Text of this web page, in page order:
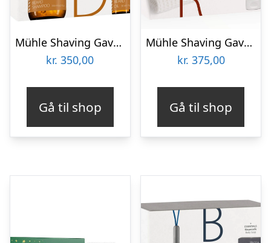
Mühle Shaving Gaveæske med Skægpleje, 3 dele
kr. 350,00
Gå til shop
Mühle Shaving Gaveæske med Barberkost, Barbercreme og Barberhåndklæde, Starter
kr. 375,00
Gå til shop